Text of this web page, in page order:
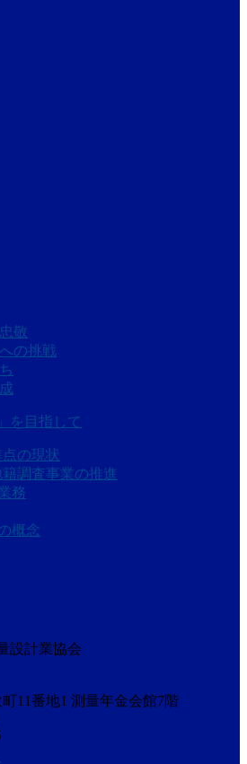
敬
の挑戦
を目指して
の現状
調査事業の推進
務
概念
設計業協会
11番地1 測量年金会館7階